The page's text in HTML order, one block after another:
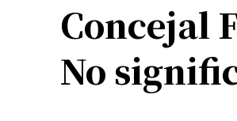
Concejal
No